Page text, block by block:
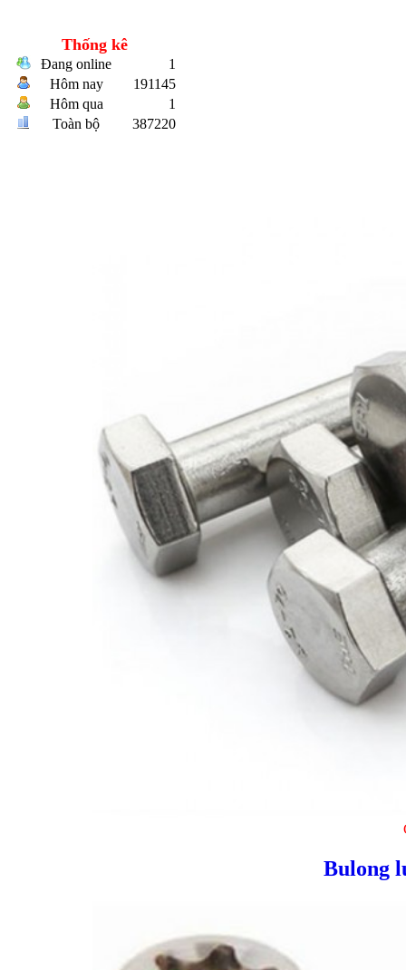
Thống kê
Đang online
1
Hôm nay
191145
Hôm qua
1
Toàn bộ
387220